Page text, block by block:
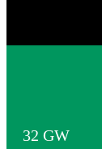
32 GW